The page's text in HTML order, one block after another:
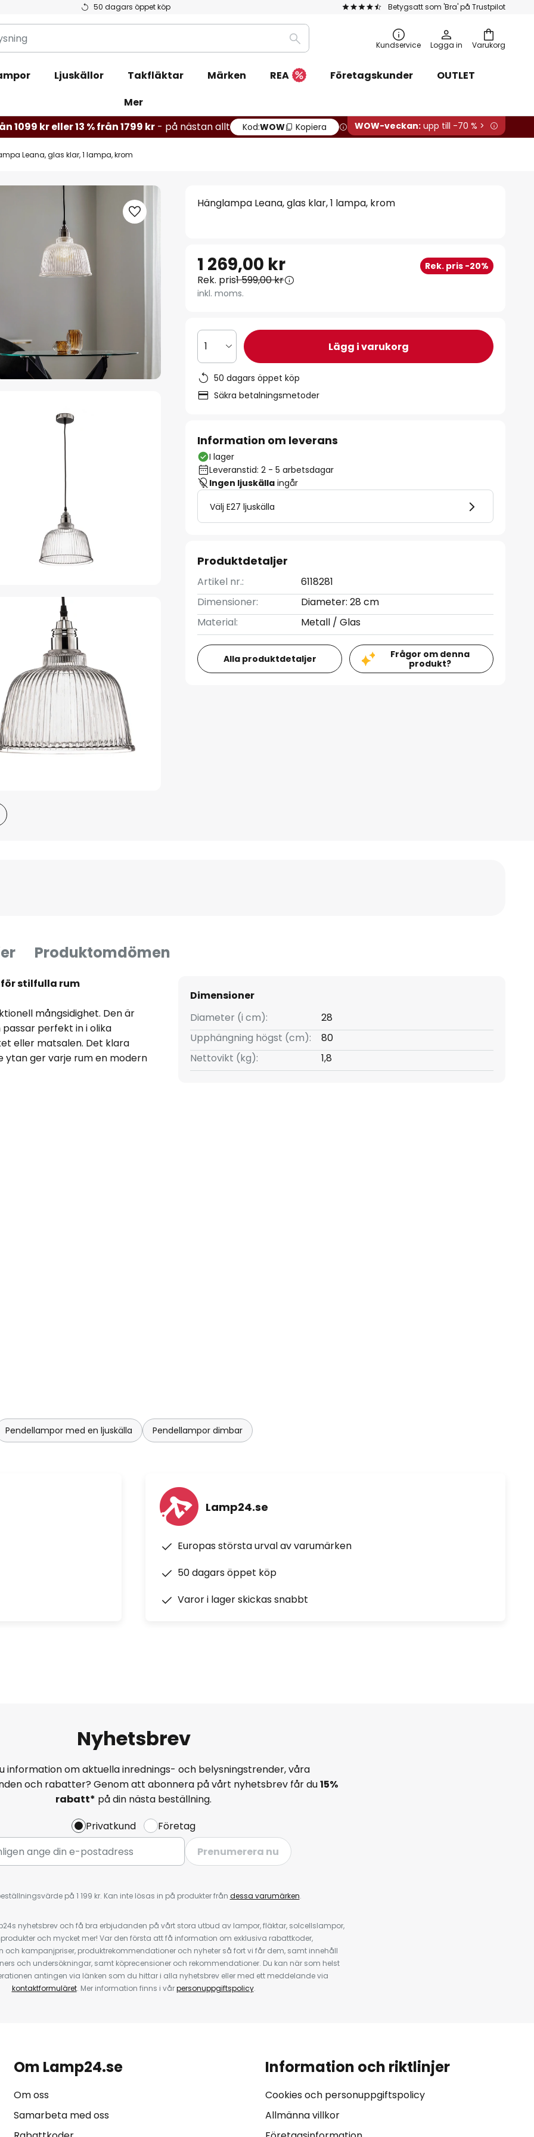
50 dagars öppet köp Betygsatt som 'Bra' på Trustpilot
Varukorg
Sök Kundservice Logga in
Ljuskällor Takfläktar Märken REA Företagskunder
OUTLET
Mer
1099 kr eller 13 % från 1799 kr - på nästan allt Kod:WOW Kopiera WOW-veckan: upp till -70 % >
Leana, glas klar, 1 lampa, krom
Hänglampa Leana, glas klar, 1 lampa, krom
1 269,00 kr Rek. pris -20%
Rek. pris1 599,00 kr
inkl. moms.
1 Lägg i varukorg
50 dagars öppet köp
Säkra betalningsmetoder
Information om leverans
I lager
Leveranstid: 2 - 5 arbetsdagar
Ingen ljuskälla ingår
Välj E27 ljuskälla
Produktdetaljer
Artikel nr.:
6118281
Dimensioner:
Diameter: 28 cm
Material:
Metall / Glas
Alla produktdetaljer
Frågor om denna
produkt?
Produktomdömen
stilfulla rum
mångsidighet. Den är
perfekt in i olika
eller matsalen. Det klara
ytan ger varje rum en modern
är möjligheten att styra
tillverkas lokalt i Europa,
den höga kvaliteten på
Användningen av hållbara
utan att
för varje hem.
Dimensioner
Diameter (i cm):
28
Upphängning högst (cm):
80
Nettovikt (kg):
1,8
Pendellampor med en ljuskälla Pendellampor dimbar
Lamp24.se
Europas största urval av varumärken
50 dagars öppet köp
Varor i lager skickas snabbt
Nyhetsbrev
information om aktuella inrednings- och belysningstrender, våra
och rabatter? Genom att abonnera på vårt nyhetsbrev får du15%
rabatt* på din nästa beställning.
Privatkund
Företag
Prenumerera nu
på 1 199 kr. Kan inte lösas in på produkter från dessa varumärken.
nyhetsbrev och få bra erbjudanden på vårt stora utbud av lampor, fläktar, solcellslampor,
och mycket mer! Var den första att få information om exklusiva rabattkoder,
och kampanjpriser, produktrekommendationer och nyheter så fort vi får dem, samt innehåll
och undersökningar, samt köprecensioner och rekommendationer. Du kan när som helst
antingen via länken som du hittar i alla nyhetsbrev eller med ett meddelande via
kontaktformuläret. Mer information finns i vårpersonuppgiftspolicy.
Om Lamp24.se
Om oss
Samarbeta med oss
Information och riktlinjer
Cookies och personuppgiftspolicy
Allmänna villkor